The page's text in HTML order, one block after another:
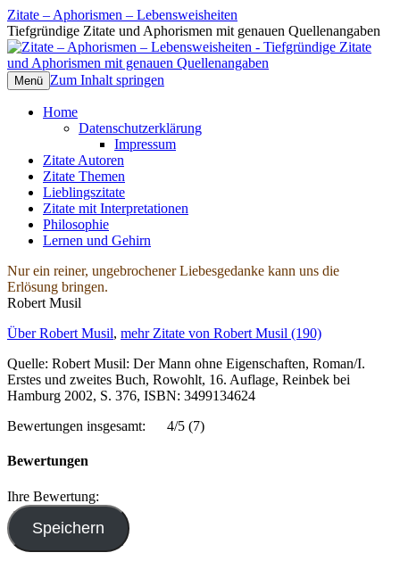
Zitate – Aphorismen – Lebensweisheiten
Tiefgründige Zitate und Aphorismen mit genauen Quellenangaben
Menü Zum Inhalt springen
Home
Datenschutzerklärung
Impressum
Zitate Autoren
Zitate Themen
Lieblingszitate
Zitate mit Interpretationen
Philosophie
Lernen und Gehirn
Nur ein reiner, ungebrochener Liebesgedanke kann uns die
Erlösung bringen.
Robert Musil
Über Robert Musil, mehr Zitate von Robert Musil (190)
Quelle: Robert Musil: Der Mann ohne Eigenschaften, Roman/I.
Erstes und zweites Buch, Rowohlt, 16. Auflage, Reinbek bei
Hamburg 2002, S. 376, ISBN: 3499134624
Bewertungen insgesamt:
4/5 (7)
Bewertungen
Ihre Bewertung: